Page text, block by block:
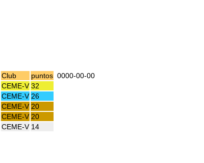
Club puntos 0000-00-00
CEME-V 32
CEME-V 26
CEME-V 20
CEME-V 20
CEME-V 14